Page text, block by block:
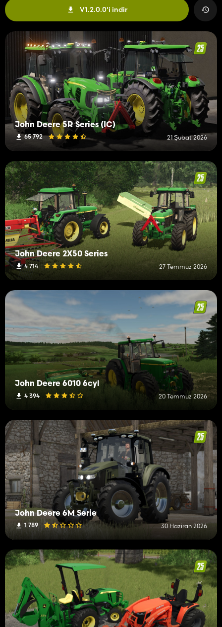
V1.2.0.0'i indir
John Deere 5R Series (IC)
65 792 21 Şubat 2026
John Deere 2X50 Series
4 714 27 Temmuz 2026
John Deere 6010 6cyl
4 394 20 Temmuz 2026
John Deere 6M Serie
1 789 30 Haziran 2026